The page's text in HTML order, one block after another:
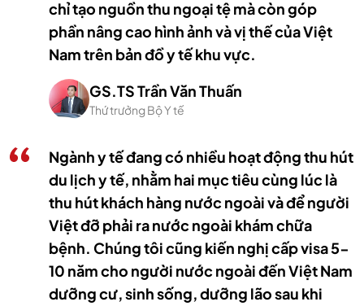
chỉ tạo nguồn thu ngoại tệ mà còn góp
phần nâng cao hình ảnh và vị thế của Việt
Nam trên bản đồ y tế khu vực.
GS.TS Trần Văn Thuấn
Thứ trưởng Bộ Y tế
Ngành y tế đang có nhiều hoạt động thu hút
du lịch y tế, nhằm hai mục tiêu cùng lúc là
thu hút khách hàng nước ngoài và để người
Việt đỡ phải ra nước ngoài khám chữa
bệnh. Chúng tôi cũng kiến nghị cấp visa 5-
10 năm cho người nước ngoài đến Việt Nam
dưỡng cư, sinh sống, dưỡng lão sau khi